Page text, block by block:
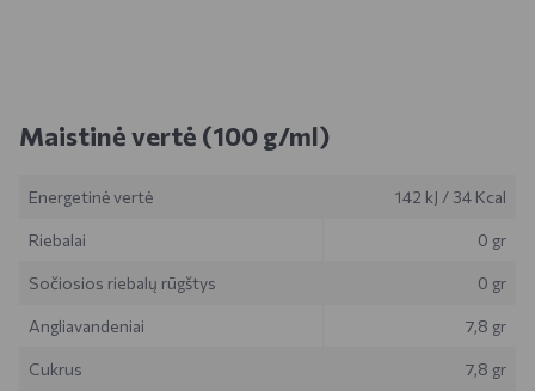
Maistinė vertė (100 g/ml)
Energetinė vertė 142 kJ / 34 Kcal
Riebalai 0 gr
Sočiosios riebalų rūgštys 0 gr
Angliavandeniai 7,8 gr
Cukrus 7,8 gr